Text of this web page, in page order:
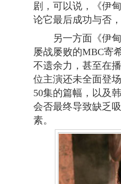
剧，可以说，《伊
论它最后成功与否
另一方面《伊甸
屡战屡败的MBC寄
不遗余力，甚至在
位主演还未全面登
50集的篇幅，以及
会否最终导致缺乏
素。